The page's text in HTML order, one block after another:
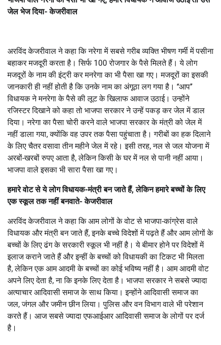
जेल भेज दिया- केजरीवाल
अरविंद केजरीवाल ने कहा कि नरेगा में सबसे गरीब व्यक्ति भीषण गर्मी में पसीना
बहाकर मजदूरी करता है। सिर्फ 100 रोजगार के पैसे मिलते हैं। ये लोग
मजदूरों के नाम की इंट्री कर मनरेगा का भी पैसा खा गए। मजदूरों का इसकी
जानकारी ही नहीं होती है कि उनके नाम का अंगूठा लग गया है। ‘‘आप’’
विधायक ने मनरेगा के पैसे की लूट के खिलाफ आवाज उठाई। उन्होंने
रजिस्टर दिखाने को कहा तो भाजपा सरकार ने उन्हें पकड़ कर जेल में डाल
दिया। नरेगा का पैसा चोरी करने वाले भाजपा सरकार के मंत्री को जेल में
नहीं डाला गया, क्योंकि वह उपर तक पैसा पहुंचाता है। गरीबों का हक दिलाने
के लिए चैतर वसावा तीन महीने जेल में रहे। इसी तरह, नल से जल योजना में
अरबों-खरबों रुपए आता है, लेकिन किसी के घर में नल से पानी नहीं आया।
भाजपा वाले इसका भी सारा पैसा खा गए।
हमारे वोट से ये लोग विधायक-मंत्री बन जाते हैं, लेकिन हमारे बच्चों के लिए
एक स्कूल तक नहीं बनवाते- केजरीवाल
अरविंद केजरीवाल ने कहा कि आम लोगों के वोट से भाजपा-कांग्रेस वाले
विधायक और मंत्री बन जाते हैं, इनके बच्चे विदेशों में पढ़ते हैं और आम लोगों के
बच्चों के लिए ढंग के सरकारी स्कूल भी नहीं है। ये बीमार होने पर विदेशों में
इलाज कराने जाते हैं और इन्हीं के बच्चों को विधायकी का टिकट भी मिलता
है, लेकिन एक आम आदमी के बच्चों का कोई भविष्य नहीं है। आम आदमी वोट
अपने लिए देता है, ना कि इनके लिए देता है। भाजपा सरकार ने सबसे ज्यादा
अत्याचार आदिवासी समाज के साथ किया। इन्होंने आदिवासी समाज का
जल, जंगल और जमीन छीन लिया। पुलिस और वन विभाग वाले भी परेशान
करते हैं। आज सबसे ज्यादा एफआईआर आदिवासी समाज के लोगों पर दर्ज
है।